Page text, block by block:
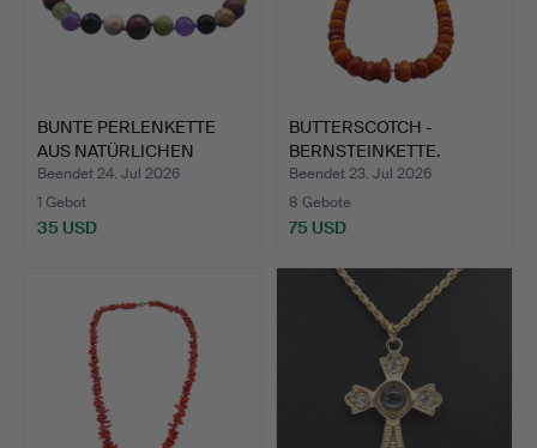
BUNTE PERLENKETTE
AUS NATÜRLICHEN
STEINEN.
Beendet 24. Jul 2026
1 Gebot
35 USD
BUTTERSCOTCH -
BERNSTEINKETTE.
Beendet 23. Jul 2026
8 Gebote
75 USD